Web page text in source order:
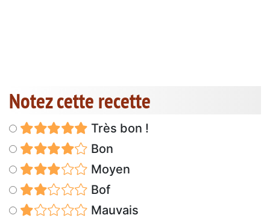
Notez cette recette
Très bon !
Bon
Moyen
Bof
Mauvais